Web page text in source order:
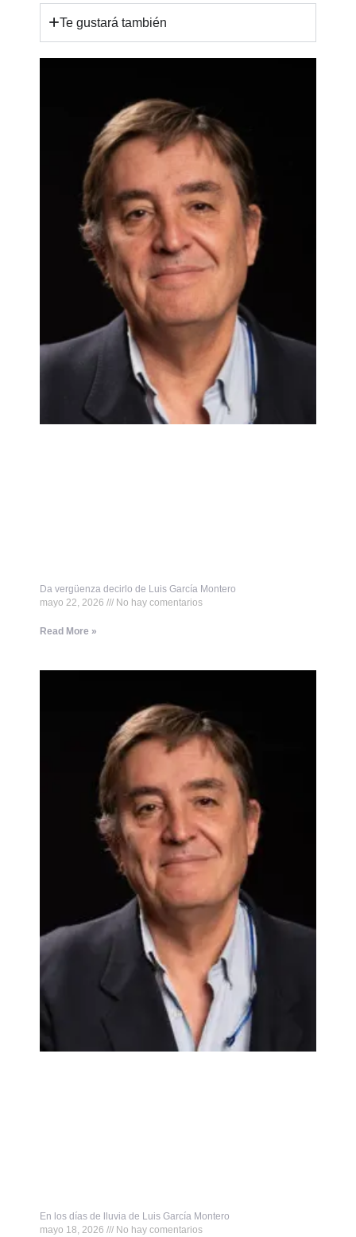
Te gustará también
Da vergüenza decirlo de Luis García Montero
mayo 22, 2026
No hay comentarios
Read More »
En los días de lluvia de Luis García Montero
mayo 18, 2026
No hay comentarios